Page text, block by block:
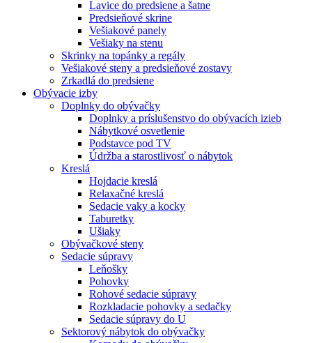
Lavice do predsiene a šatne
Predsieňové skrine
Vešiakové panely
Vešiaky na stenu
Skrinky na topánky a regály
Vešiakové steny a predsieňové zostavy
Zrkadlá do predsiene
Obývacie izby
Doplnky do obývačky
Doplnky a príslušenstvo do obývacích izieb
Nábytkové osvetlenie
Podstavce pod TV
Údržba a starostlivosť o nábytok
Kreslá
Hojdacie kreslá
Relaxačné kreslá
Sedacie vaky a kocky
Taburetky
Ušiaky
Obývačkové steny
Sedacie súpravy
Leňošky
Pohovky
Rohové sedacie súpravy
Rozkladacie pohovky a sedačky
Sedacie súpravy do U
Sektorový nábytok do obývačky